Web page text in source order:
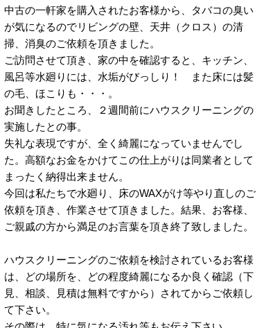
中古の一軒家を購入されたお客様から、タバコの臭い
が気になるのでリビングの壁、天井（クロス）の清
掃、消臭のご依頼を頂きました。
ご訪問させて頂き、家の中を確認すると、キッチン、
風呂等水廻りには、水垢がびっしり！ また床には髪
の毛、ほこりも・・・。
お聞きしたところ、２週間前にハウスクリーニングの
実施したとの事。
失礼な表現ですが、全く綺麗になっていませんでし
た。高額なお金をかけてこの仕上がりは同業者として
まったく納得出来ません。
今回は私たちで水廻り、床のWAXがけ等やり直しのご
依頼を頂き、作業させて頂きました。結果、お客様、
ご親戚の方から満足のお言葉を頂き終了致しました。
ハウスクリーニングのご依頼を検討されているお客様
は、どの場所を、どの程度綺麗になるか良く確認（下
見、相談、見積は無料ですから）されてからご依頼し
て下さい。